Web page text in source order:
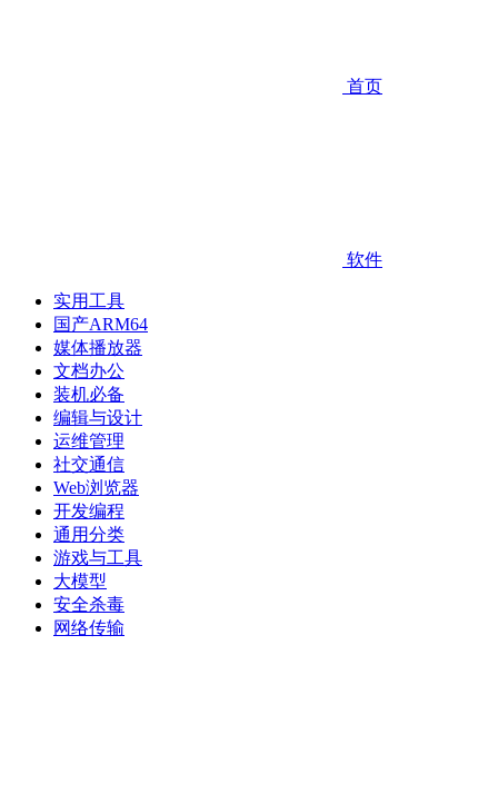
首页
软件
实用工具
国产ARM64
媒体播放器
文档办公
装机必备
编辑与设计
运维管理
社交通信
Web浏览器
开发编程
通用分类
游戏与工具
大模型
安全杀毒
网络传输